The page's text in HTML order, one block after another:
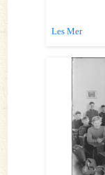
Les Mer